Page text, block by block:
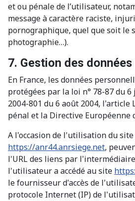
et ou pénale de l’utilisateur,
message à caractère raciste,
pornographique, quel que soit le
photographie…).
7. Gestion des
En France, les données
protégées par la loi n° 78-87 du
2004-801 du 6 août 2004, l'article
pénal et la Directive Européenne
A l'occasion de l'utilisation du site
https://anr44.anrsiege.net,
l'URL des liens par
l'utilisateur a accédé au site
le fournisseur d'accès de
protocole Internet (IP) de